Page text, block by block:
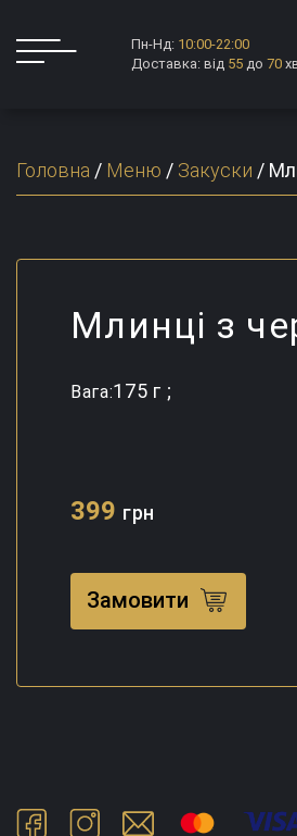
Пн-Нд: 10:00-22:00
Доставка: від 55 до 70
Головна / Меню / Закуски /
Млинці з
Вага:175 г ;
399 грн
Замовити